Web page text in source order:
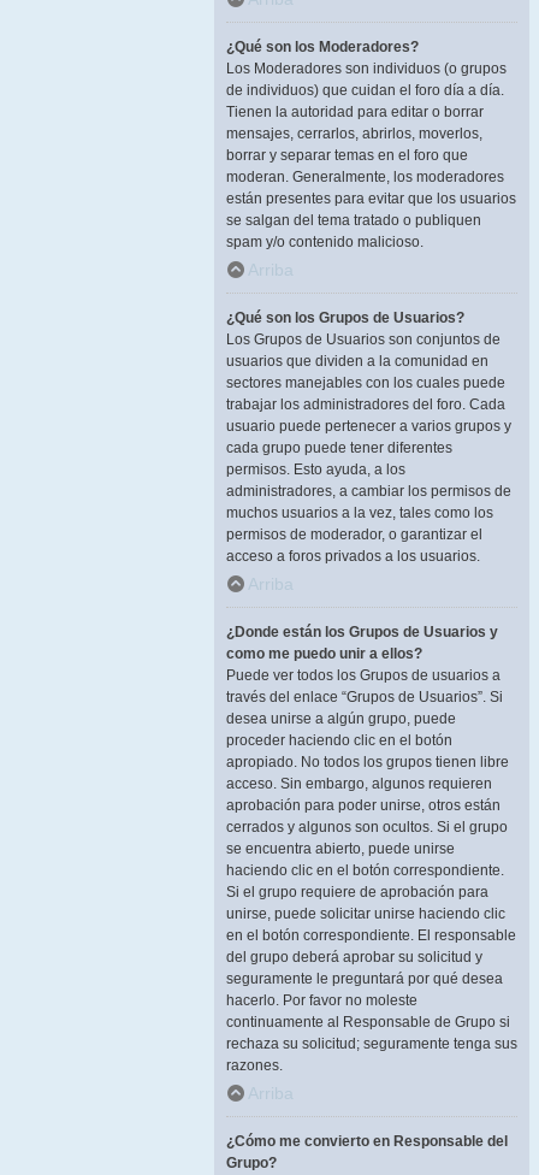
¿Qué son los Moderadores?
Los Moderadores son individuos (o grupos
de individuos) que cuidan el foro día a día.
Tienen la autoridad para editar o borrar
mensajes, cerrarlos, abrirlos, moverlos,
borrar y separar temas en el foro que
moderan. Generalmente, los moderadores
están presentes para evitar que los usuarios
se salgan del tema tratado o publiquen
spam y/o contenido malicioso.
Arriba
¿Qué son los Grupos de Usuarios?
Los Grupos de Usuarios son conjuntos de
usuarios que dividen a la comunidad en
sectores manejables con los cuales puede
trabajar los administradores del foro. Cada
usuario puede pertenecer a varios grupos y
cada grupo puede tener diferentes
permisos. Esto ayuda, a los
administradores, a cambiar los permisos de
muchos usuarios a la vez, tales como los
permisos de moderador, o garantizar el
acceso a foros privados a los usuarios.
Arriba
¿Donde están los Grupos de Usuarios y
como me puedo unir a ellos?
Puede ver todos los Grupos de usuarios a
través del enlace “Grupos de Usuarios”. Si
desea unirse a algún grupo, puede
proceder haciendo clic en el botón
apropiado. No todos los grupos tienen libre
acceso. Sin embargo, algunos requieren
aprobación para poder unirse, otros están
cerrados y algunos son ocultos. Si el grupo
se encuentra abierto, puede unirse
haciendo clic en el botón correspondiente.
Si el grupo requiere de aprobación para
unirse, puede solicitar unirse haciendo clic
en el botón correspondiente. El responsable
del grupo deberá aprobar su solicitud y
seguramente le preguntará por qué desea
hacerlo. Por favor no moleste
continuamente al Responsable de Grupo si
rechaza su solicitud; seguramente tenga sus
razones.
Arriba
¿Cómo me convierto en Responsable del
Grupo?